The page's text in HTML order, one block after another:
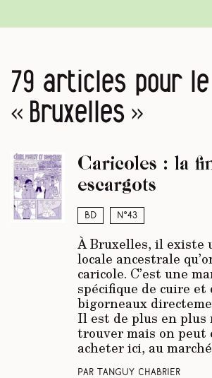
79 articles pour
« Bruxelles »
BD N°43
Caricoles : la
escargots
À Bruxelles, il existe
locale ancestrale
caricole. C’est une
spécifique de cuire et
bigorneaux
Il est de plus en plus
trouver mais on peut
acheter ici, au
Par Tanguy Chabrier